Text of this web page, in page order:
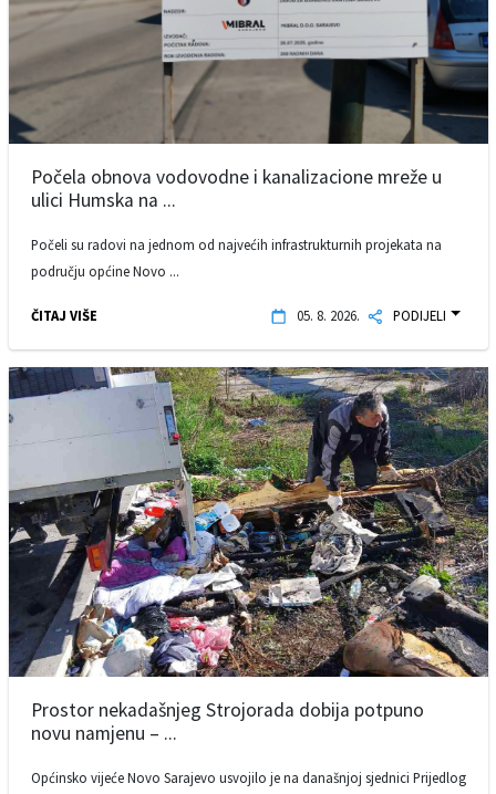
Počela obnova vodovodne i kanalizacione mreže u
ulici Humska na ...
Počeli su radovi na jednom od najvećih infrastrukturnih projekata na
području općine Novo ...
ČITAJ VIŠE 05. 8. 2026. PODIJELI
Prostor nekadašnjeg Strojorada dobija potpuno
novu namjenu – ...
Općinsko vijeće Novo Sarajevo usvojilo je na današnjoj sjednici Prijedlog